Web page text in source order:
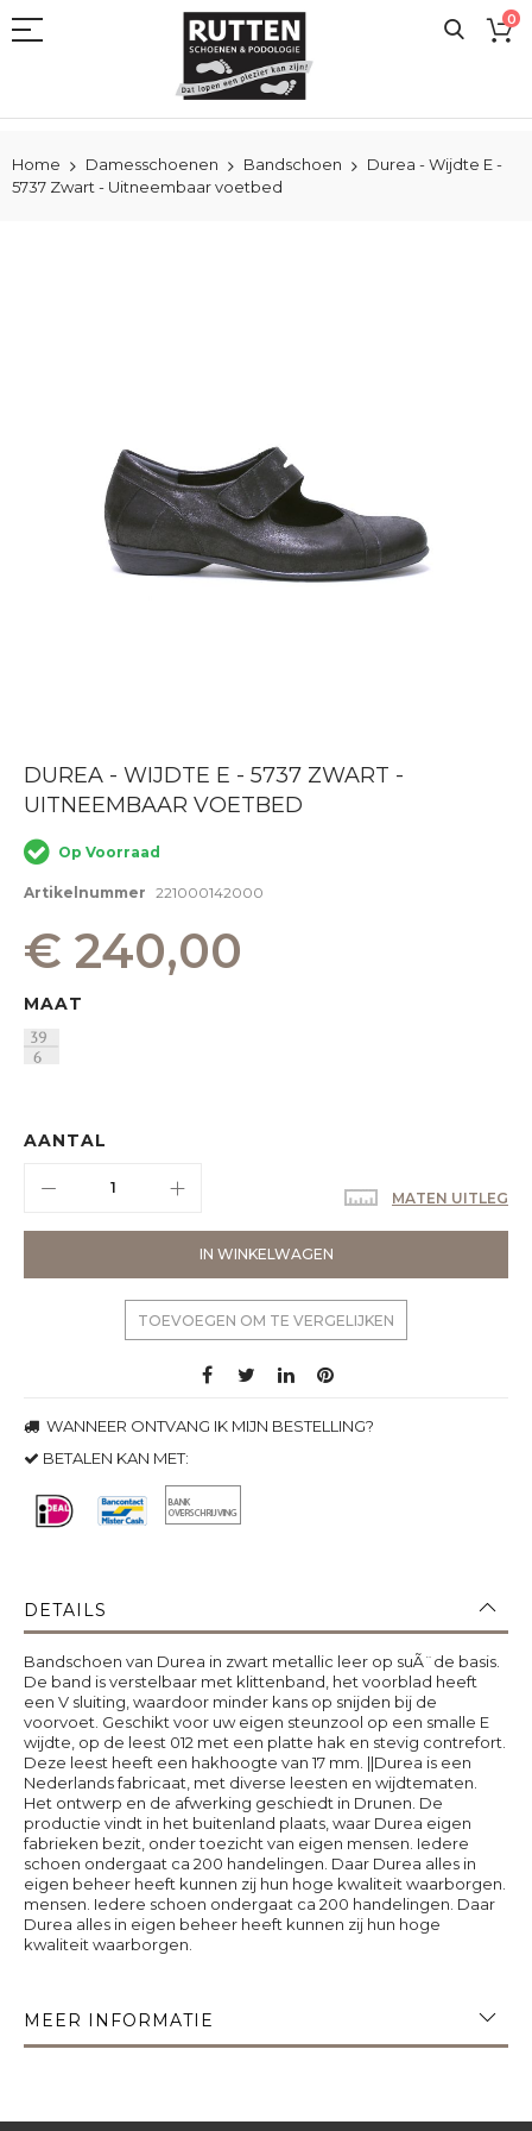
naar
0
Home Damesschoenen Bandschoen
Durea - Wijdte E -
5737 Zwart - Uitneembaar voetbed
Ga
het
van
de
afbeeldingen-
DUREA - WIJDTE E - 5737 ZWART -
UITNEEMBAAR VOETBED
Op Voorraad
Artikelnummer 221000142000
€ 240,00
MAAT
AANTAL
IN WINKELWAGEN
MATEN UITLEG
TOEVOEGEN OM TE VERGELIJKEN
WANNEER ONTVANG IK MIJN BESTELLING?
BETALEN KAN MET:
DETAILS
Bandschoen van Durea in zwart metallic leer op suÃ¨de basis.
De band is verstelbaar met klittenband, het voorblad heeft
een V sluiting, waardoor minder kans op snijden bij de
voorvoet. Geschikt voor uw eigen steunzool op een smalle E
wijdte, op de leest 012 met een platte hak en stevig contrefort.
Deze leest heeft een hakhoogte van 17 mm. ||Durea is een
Nederlands fabricaat, met diverse leesten en wijdtematen.
Het ontwerp en de afwerking geschiedt in Drunen. De
productie vindt in het buitenland plaats, waar Durea eigen
fabrieken bezit, onder toezicht van eigen mensen. Iedere
schoen ondergaat ca 200 handelingen. Daar Durea alles in
eigen beheer heeft kunnen zij hun hoge kwaliteit waarborgen.
mensen. Iedere schoen ondergaat ca 200 handelingen. Daar
Durea alles in eigen beheer heeft kunnen zij hun hoge
kwaliteit waarborgen.
MEER INFORMATIE